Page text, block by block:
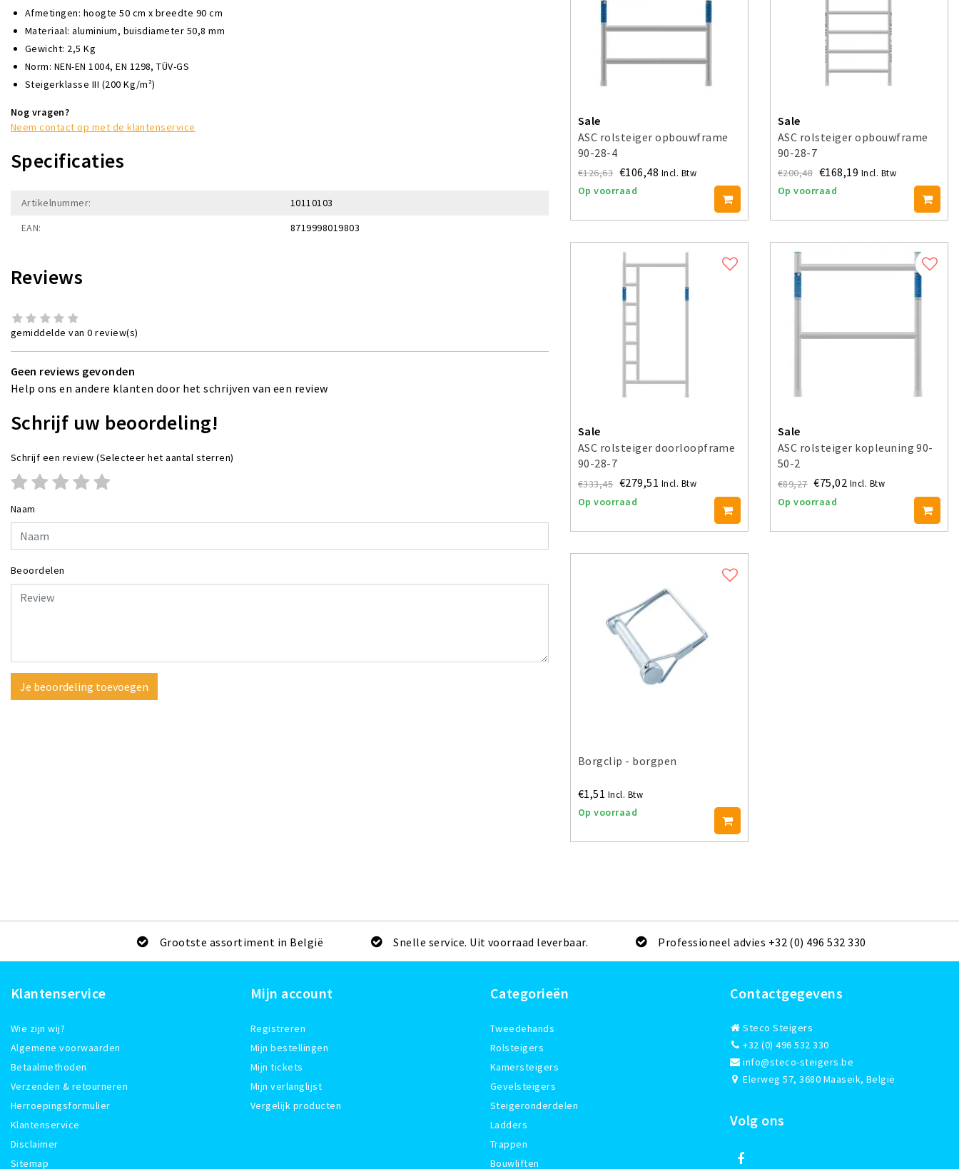
Afmetingen: hoogte 50 cm x breedte 90 cm
Materiaal: aluminium, buisdiameter 50,8 mm
Gewicht: 2,5 Kg
Norm: NEN-EN 1004, EN 1298, TÜV-GS
Steigerklasse III (200 Kg/m²)
Nog vragen?
Neem contact op met de klantenservice
Specificaties
Artikelnummer:
10110103
EAN:
8719998019803
Reviews
gemiddelde van 0 review(s)
Geen reviews gevonden
Help ons en andere klanten door het schrijven van een review
Schrijf uw beoordeling!
Schrijf een review (Selecteer het aantal sterren)
Naam
Beoordelen
Je beoordeling toevoegen
Sale
ASC rolsteiger opbouwframe
90-28-4
€126,63 €106,48 Incl. Btw
Op voorraad
Sale
ASC rolsteiger opbouwframe
90-28-7
€200,48 €168,19 Incl. Btw
Op voorraad
Sale
ASC rolsteiger doorloopframe
90-28-7
€333,45 €279,51 Incl. Btw
Op voorraad
Sale
ASC rolsteiger kopleuning 90-
50-2
€89,27 €75,02 Incl. Btw
Op voorraad
Borgclip - borgpen
€1,51 Incl. Btw
Op voorraad
Grootste assortiment in België Snelle service. Uit voorraad leverbaar. Professioneel advies +32 (0) 496 532 330
Klantenservice
Wie zijn wij?
Algemene voorwaarden
Betaalmethoden
Verzenden & retourneren
Herroepingsformulier
Klantenservice
Disclaimer
Sitemap
Mijn account
Registreren
Mijn bestellingen
Mijn tickets
Mijn verlanglijst
Vergelijk producten
Categorieën
Tweedehands
Rolsteigers
Kamersteigers
Gevelsteigers
Steigeronderdelen
Ladders
Trappen
Bouwliften
Contactgegevens
Steco Steigers
+32 (0) 496 532 330
info@steco-steigers.be
Elerweg 57, 3680 Maaseik, België
Volg ons